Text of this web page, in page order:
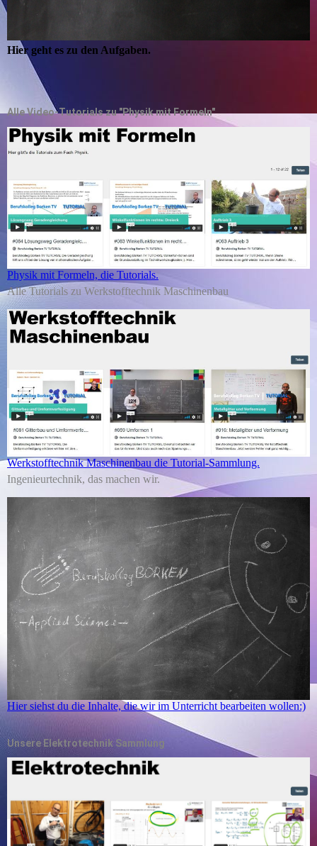
Hier geht es zu den Aufgaben.
Alle Video-Tutorials zu "Physik mit Formeln"
Physik mit Formeln, die Tutorials.
Alle Tutorials zu Werkstofftechnik Maschinenbau
Werkstofftechnik Maschinenbau die Tutorial-Sammlung.
Ingenieurtechnik, das machen wir.
Hier siehst du die Inhalte, die wir im Unterricht bearbeiten wollen:)
Unsere Elektrotechnik Sammlung